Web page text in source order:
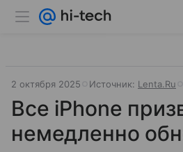
2 октября 2025 Источник: Lenta.Ru
Все iPhone
немедленно